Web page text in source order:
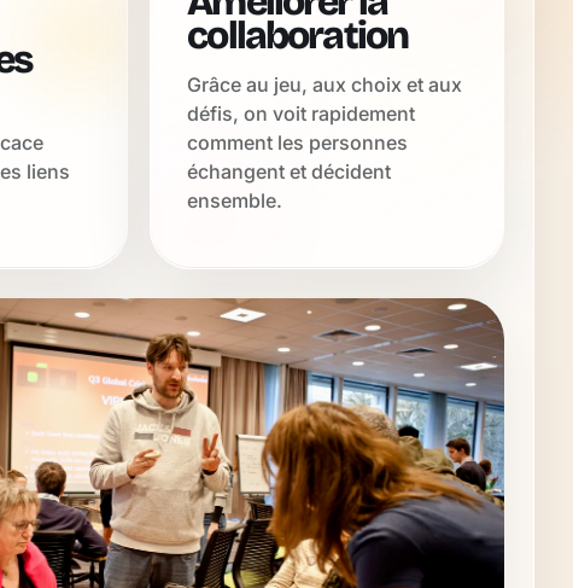
liens
collaboration
Grâce au jeu, aux choix et aux
défis, on voit rapidement
comment les personnes
échangent et décident
ensemble.